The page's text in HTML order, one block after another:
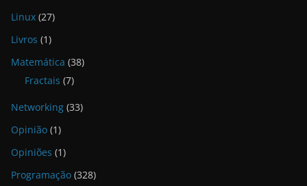
Linux (27)
Livros (1)
Matemática (38)
Fractais (7)
Networking (33)
Opinião (1)
Opiniões (1)
Programação (328)